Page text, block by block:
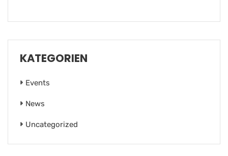
KATEGORIEN
Events
News
Uncategorized